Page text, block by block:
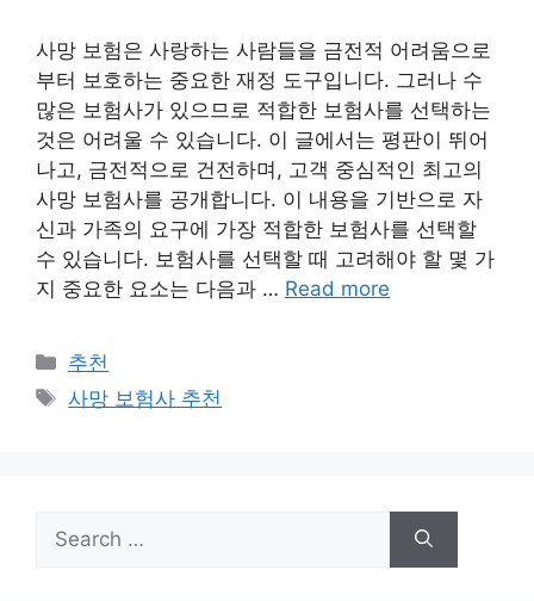
사망 보험은 사랑하는 사람들을 금전적 어려움으로
부터 보호하는 중요한 재정 도구입니다. 그러나 수
많은 보험사가 있으므로 적합한 보험사를 선택하는
것은 어려울 수 있습니다. 이 글에서는 평판이 뛰어
나고, 금전적으로 건전하며, 고객 중심적인 최고의
사망 보험사를 공개합니다. 이 내용을 기반으로 자
신과 가족의 요구에 가장 적합한 보험사를 선택할
수 있습니다. 보험사를 선택할 때 고려해야 할 몇 가
지 중요한 요소는 다음과 … Read more
Categories
추천
Tags
사망 보험사 추천
Search
for: